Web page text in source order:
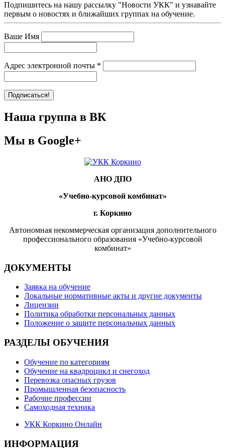
Подпишитесь на нашу рассылку "Новости УКК" и узнавайте
первым о новостях и ближайших группах на обучение.
Ваше Имя
Адрес электронной почты *
Наша группа в ВК
Мы в Google+
АНО ДПО
«Учебно-курсовой комбинат»
г. Коркино
Автономная некоммерческая организация дополнительного
профессионального образования «Учебно-курсовой
комбинат»
ДОКУМЕНТЫ
Заявка на обучение
Локальные нормативные акты и другие документы
Лицензии
Политика обработки персональных данных
Положение о защите персональных данных
РАЗДЕЛЫ ОБУЧЕНИЯ
Обучение по категориям
Обучение на квадроцикл и снегоход
Перевозка опасных грузов
Промышленная безопасность
Рабочие профессии
Самоходная техника
УКК Коркино Онлайн
ИНФОРМАЦИЯ